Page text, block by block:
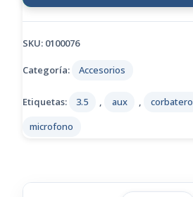
SKU: 0100076
Categoría: Accesorios
Etiquetas: 3.5 , aux , corbatero
microfono